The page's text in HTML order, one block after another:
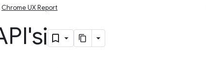
Chrome UX Report